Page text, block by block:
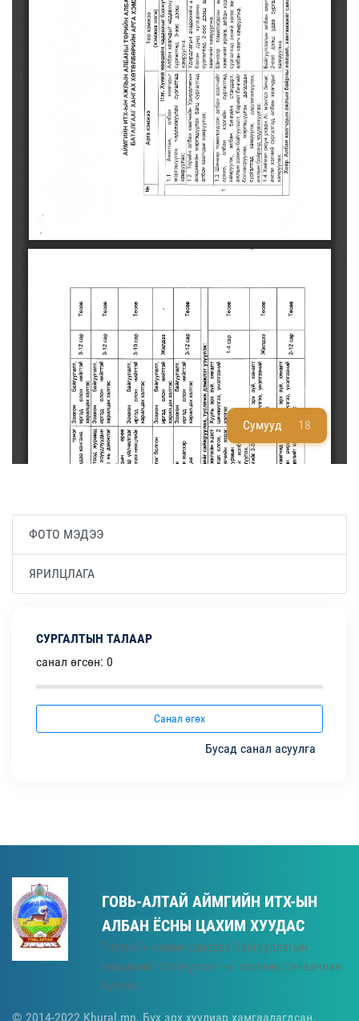
Сумууд 18
ФОТО МЭДЭЭ
ЯРИЛЦЛАГА
СУРГАЛТЫН ТАЛААР
санал өгсөн: 0
Санал өгөх
Бусад санал асуулга
ГОВЬ-АЛТАЙ АЙМГИЙН ИТХ-ЫН
АЛБАН ЁСНЫ ЦАХИМ ХУУДАС
"Нутгийн өөрөө удирдах байгууллагын
чадавхийг бэхжүүлэх нь" төслөөс санаачлан
бүтээв.
© 2014-2022 Khural.mn. Бүх эрх хуулиар хамгаалагдсан.